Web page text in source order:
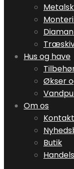
Hus og have
Økser
Om os
Kontakt
Butik